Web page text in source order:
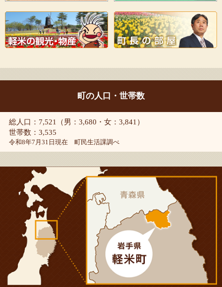
町の人口・世帯数
総人口：7,521（男：3,680・女：3,841）
世帯数：3,535
令和8年7月31日現在 町民生活課調べ